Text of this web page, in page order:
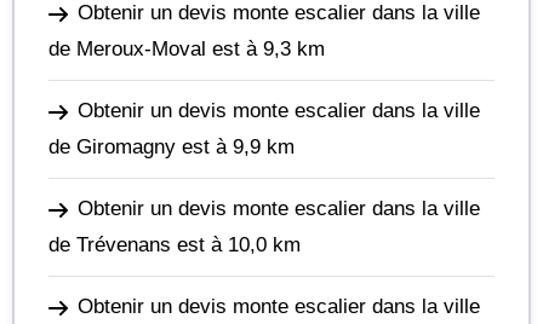
Obtenir un devis monte escalier dans la ville
de Meroux-Moval est à 9,3 km
Obtenir un devis monte escalier dans la ville
de Giromagny est à 9,9 km
Obtenir un devis monte escalier dans la ville
de Trévenans est à 10,0 km
Obtenir un devis monte escalier dans la ville